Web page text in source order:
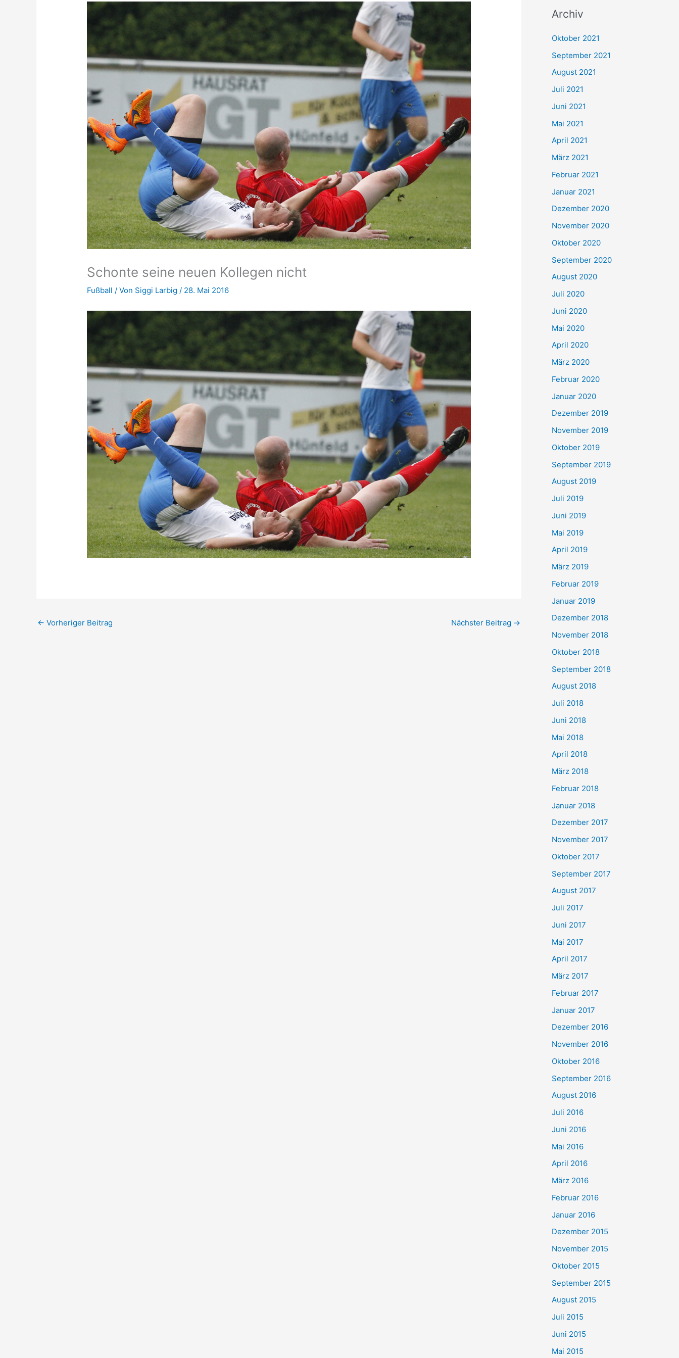
Schonte seine neuen Kollegen nicht
Fußball / Von Siggi Larbig/ 28. Mai 2016
← Vorheriger Beitrag Nächster Beitrag →
h
e
n
h
:
Archiv
Oktober 2021
September 2021
August 2021
Juli 2021
Juni 2021
Mai 2021
April 2021
März 2021
Februar 2021
Januar 2021
Dezember 2020
November 2020
Oktober 2020
September 2020
August 2020
Juli 2020
Juni 2020
Mai 2020
April 2020
März 2020
Februar 2020
Januar 2020
Dezember 2019
November 2019
Oktober 2019
September 2019
August 2019
Juli 2019
Juni 2019
Mai 2019
April 2019
März 2019
Februar 2019
Januar 2019
Dezember 2018
November 2018
Oktober 2018
September 2018
August 2018
Juli 2018
Juni 2018
Mai 2018
April 2018
März 2018
Februar 2018
Januar 2018
Dezember 2017
November 2017
Oktober 2017
September 2017
August 2017
Juli 2017
Juni 2017
Mai 2017
April 2017
März 2017
Februar 2017
Januar 2017
Dezember 2016
November 2016
Oktober 2016
September 2016
August 2016
Juli 2016
Juni 2016
Mai 2016
April 2016
März 2016
Februar 2016
Januar 2016
Dezember 2015
November 2015
Oktober 2015
September 2015
August 2015
Juli 2015
Juni 2015
Mai 2015